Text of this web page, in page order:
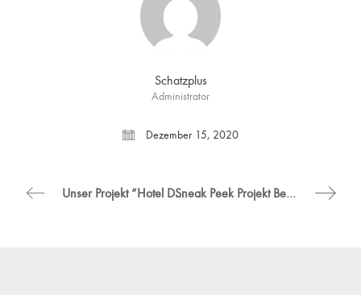
Schatzplus
Administrator
Dezember 15, 2020
Unser Projekt “Hotel Domizil” ist in der aktuellen Ausgabe des CUBE Magazins – 04|20 Sneak Peek Projekt Beauty work&co.